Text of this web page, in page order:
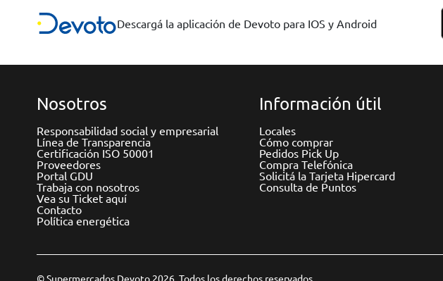
Descargá la aplicación de Devoto para IOS y Android
Nosotros
Responsabilidad social y empresarial
Línea de Transparencia
Certificación ISO 50001
Proveedores
Portal GDU
Trabaja con nosotros
Vea su Ticket aquí
Contacto
Política energética
Información útil
Locales
Cómo comprar
Pedidos Pick Up
Compra Telefónica
Solicitá la Tarjeta Hipercard
Consulta de Puntos
© Supermercados Devoto 2026. Todos los derechos reservados